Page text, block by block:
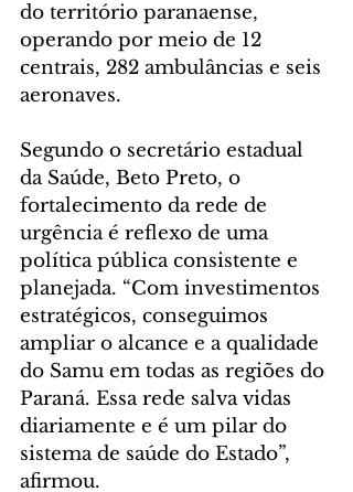
do território paranaense,
operando por meio de 12
centrais, 282 ambulâncias e seis
aeronaves.
Segundo o secretário estadual
da Saúde, Beto Preto, o
fortalecimento da rede de
urgência é reflexo de uma
política pública consistente e
planejada. “Com investimentos
estratégicos, conseguimos
ampliar o alcance e a qualidade
do Samu em todas as regiões do
Paraná. Essa rede salva vidas
diariamente e é um pilar do
sistema de saúde do Estado”,
afirmou.